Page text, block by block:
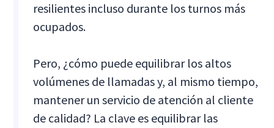
resilientes incluso durante los turnos más
ocupados.
Pero, ¿cómo puede equilibrar los altos
volúmenes de llamadas y, al mismo tiempo,
mantener un servicio de atención al cliente
de calidad? La clave es equilibrar las